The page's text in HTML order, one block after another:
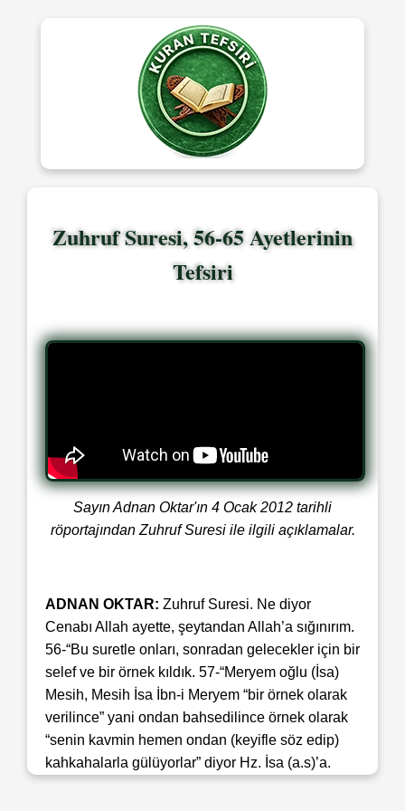
Zuhruf Suresi, 56-65 Ayetlerinin
Tefsiri
Sayın Adnan Oktar'ın 4 Ocak 2012 tarihli
röportajından Zuhruf Suresi ile ilgili açıklamalar.
ADNAN OKTAR: Zuhruf Suresi. Ne diyor
Cenabı Allah ayette, şeytandan Allah’a sığınırım.
56-“Bu suretle onları, sonradan gelecekler için bir
selef ve bir örnek kıldık. 57-“Meryem oğlu (İsa)
Mesih, Mesih İsa İbn-i Meryem “bir örnek olarak
verilince” yani ondan bahsedilince örnek olarak
“senin kavmin hemen ondan (keyifle söz edip)
kahkahalarla gülüyorlar” diyor Hz. İsa (a.s)’a.